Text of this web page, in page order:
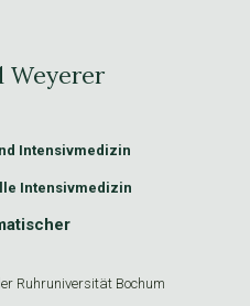
Weyerer
Intensivmedizin
Intensivmedizin
er
Ruhruniversität Bochum